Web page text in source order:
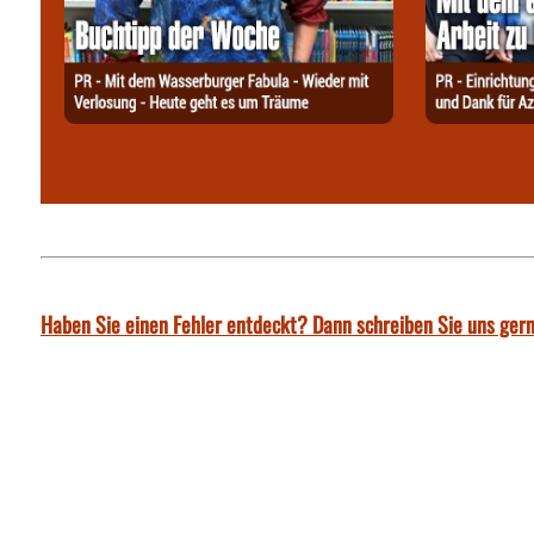
Haben Sie einen Fehler entdeckt? Dann schreiben Sie uns